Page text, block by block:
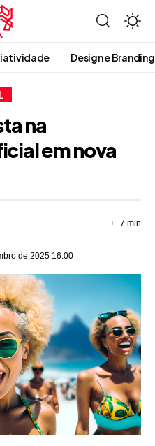
Design e Branding
na
em nova
de 2025 16:00
7 min